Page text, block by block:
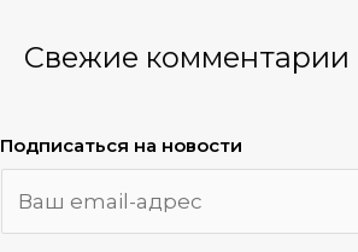
Свежие комментарии
Подписаться на новости